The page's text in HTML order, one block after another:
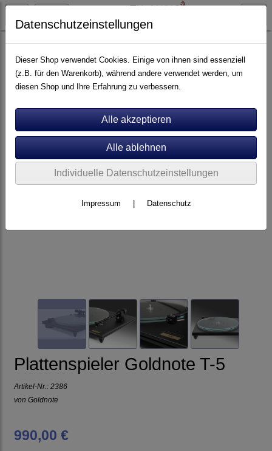
Artikel nach Marken F - O Goldnote
Plattenspieler Goldnote T-5
Artikel-Nr.: 2386
von Goldnote
990,00 €
Datenschutzeinstellungen
Dieser Shop verwendet Cookies. Einige von ihnen sind essenziell
(z.B. für den Warenkorb), während andere verwendet werden, um
diesen Shop und Ihre Erfahrung zu verbessern.
Individuelle Datenschutzeinstellungen
Impressum Datenschutz